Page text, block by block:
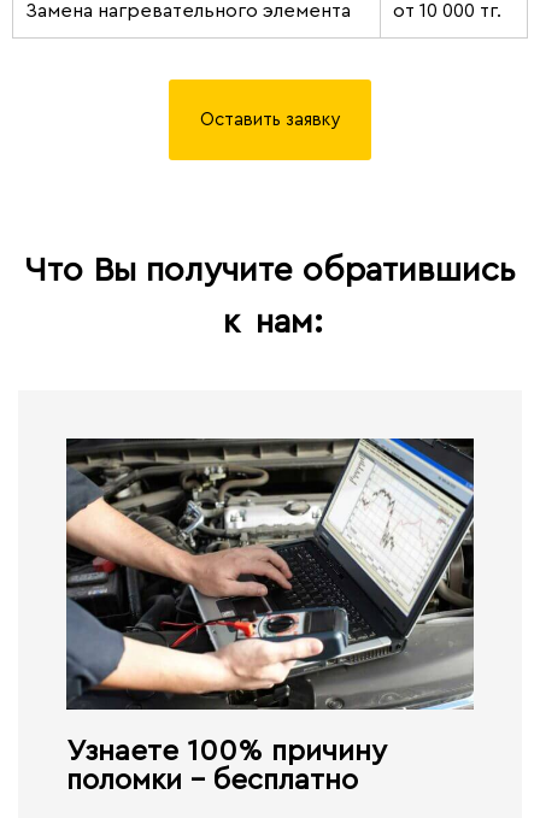
Замена нагревательного элемента от 10 000 тг.
Оставить заявку
Что Вы получите обратившись
к нам:
Узнаете 100% причину
поломки - бесплатно​